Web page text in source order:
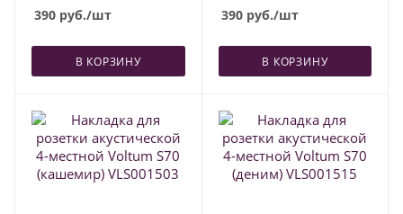
390 руб./шт
В КОРЗИНУ
390руб./шт
В КОРЗИНУ